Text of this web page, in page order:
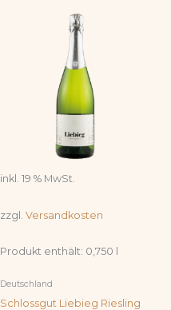
inkl. 19 % MwSt.
zzgl. Versandkosten
Produkt enthält: 0,750
Deutschland
Schlossgut Liebieg Riesling